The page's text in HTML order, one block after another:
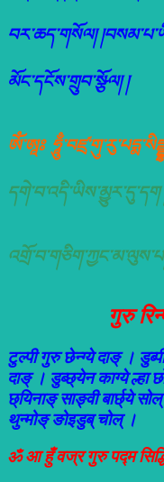
བར་ཆད་གསོལ།
མོང་དངོས་གྲུབ་སྩོལ། །
ཨོཾ་ཨཱཿ
དགེ་བ་འདི་ཡིས་མྱུར་དུ་དག
गुरु
टुल्पी गुरु छेन्ग्ये दाङ् ।
दाङ् । डुब्छ्येन काग्ये ल्हा
छ्यिनाङ् साङ्वी बार्छ्ये
थुन्मोङ् ङोइडुब् चोल् ।
ॐ आ हुँ वज्र गुरु पद्म